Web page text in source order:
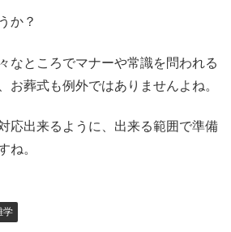
か？
なところでマナーや常識を問われる
お葬式も例外ではありませんよね。
応出来るように、出来る範囲で準備
ね。
学